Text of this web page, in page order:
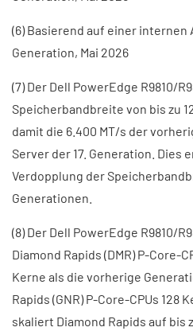
(6) Basierend auf einer internen
Generation, Mai 2026
(7) Der Dell PowerEdge R9810/
Speicherbandbreite von bis zu
damit die 6.400 MT/s der
Server der 17. Generation. Dies
Verdopplung der
Generationen.
(8) Der Dell PowerEdge R9810/
Diamond Rapids (DMR) P-Core-
Kerne als die vorherige
Rapids (GNR) P-Core-CPUs 128
skaliert Diamond Rapids auf bis